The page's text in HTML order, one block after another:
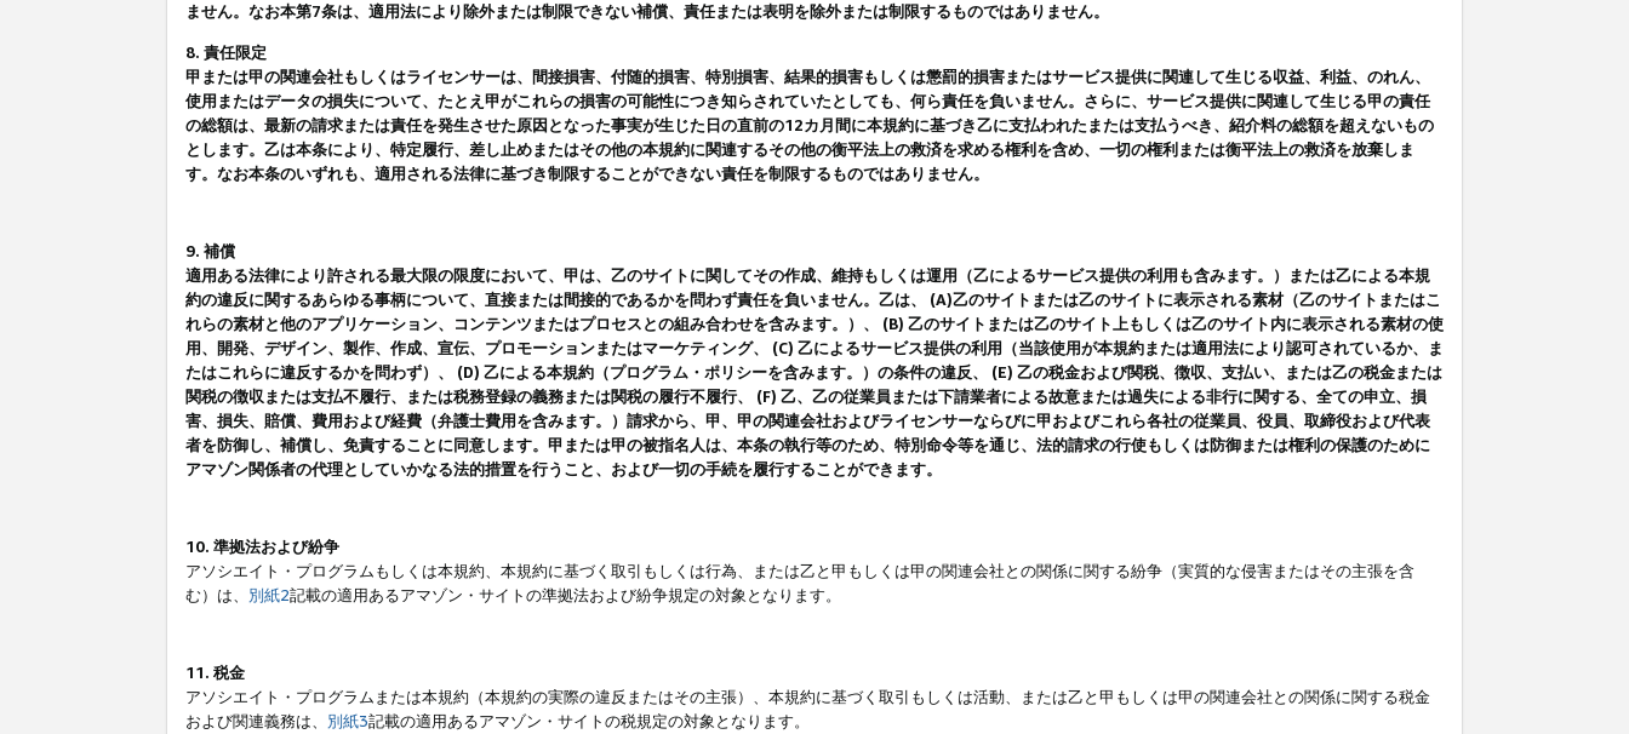
ません。なお本第7条は、適用法により除外または制限できない補償、責任または表明を除外または制限するものではありません。
8. 責任限定
甲または甲の関連会社もしくはライセンサーは、間接損害、付随的損害、特別損害、結果的損害もしくは懲罰的損害またはサービス提供に関連して生じる収益、利益、のれん、
使用またはデータの損失について、たとえ甲がこれらの損害の可能性につき知らされていたとしても、何ら責任を負いません。さらに、サービス提供に関連して生じる甲の責任
の総額は、最新の請求または責任を発生させた原因となった事実が生じた日の直前の12カ月間に本規約に基づき乙に支払われたまたは支払うべき、紹介料の総額を超えないもの
とします。乙は本条により、特定履行、差し止めまたはその他の本規約に関連するその他の衡平法上の救済を求める権利を含め、一切の権利または衡平法上の救済を放棄しま
す。なお本条のいずれも、適用される法律に基づき制限することができない責任を制限するものではありません。
9. 補償
適用ある法律により許される最大限の限度において、甲は、乙のサイトに関してその作成、維持もしくは運用（乙によるサービス提供の利用も含みます。）または乙による本規
約の違反に関するあらゆる事柄について、直接または間接的であるかを問わず責任を負いません。乙は、 (A)乙のサイトまたは乙のサイトに表示される素材（乙のサイトまたはこ
れらの素材と他のアプリケーション、コンテンツまたはプロセスとの組み合わせを含みます。）、 (B) 乙のサイトまたは乙のサイト上もしくは乙のサイト内に表示される素材の使
用、開発、デザイン、製作、作成、宣伝、プロモーションまたはマーケティング、 (C) 乙によるサービス提供の利用（当該使用が本規約または適用法により認可されているか、ま
たはこれらに違反するかを問わず）、 (D) 乙による本規約（プログラム・ポリシーを含みます。）の条件の違反、 (E) 乙の税金および関税、徴収、支払い、または乙の税金または
関税の徴収または支払不履行、または税務登録の義務または関税の履行不履行、 (F) 乙、乙の従業員または下請業者による故意または過失による非行に関する、全ての申立、損
害、損失、賠償、費用および経費（弁護士費用を含みます。）請求から、甲、甲の関連会社およびライセンサーならびに甲およびこれら各社の従業員、役員、取締役および代表
者を防御し、補償し、免責することに同意します。甲または甲の被指名人は、本条の執行等のため、特別命令等を通じ、法的請求の行使もしくは防御または権利の保護のために
アマゾン関係者の代理としていかなる法的措置を行うこと、および一切の手続を履行することができます。
10. 準拠法および紛争
アソシエイト・プログラムもしくは本規約、本規約に基づく取引もしくは行為、または乙と甲もしくは甲の関連会社との関係に関する紛争（実質的な侵害またはその主張を含
む）は、 別紙2記載の適用あるアマゾン・サイトの準拠法および紛争規定の対象となります。
11. 税金
アソシエイト・プログラムまたは本規約（本規約の実際の違反またはその主張）、本規約に基づく取引もしくは活動、または乙と甲もしくは甲の関連会社との関係に関する税金
および関連義務は、 別紙3記載の適用あるアマゾン・サイトの税規定の対象となります。